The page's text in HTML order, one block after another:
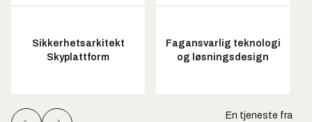
Sikkerhetsarkitekt
Skyplattform
Fagansvarlig teknologi
og løsningsdesign
En tjeneste fra